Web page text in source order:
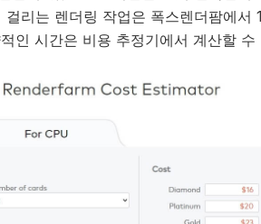
리는 렌더링 작업은 폭스렌더팜에서
인 시간은 비용 추정기에서 계산할 수